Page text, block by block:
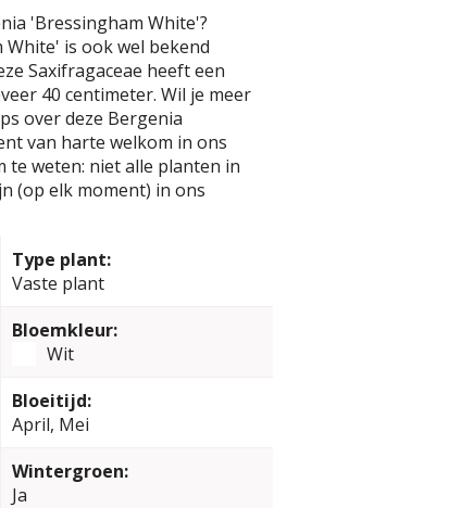
'Bressingham White'?
is ook wel bekend
Saxifragaceae heeft een
40 centimeter. Wil je meer
over deze Bergenia
van harte welkom in ons
weten: niet alle planten in
(op elk moment) in ons
Type plant:
Vaste plant
Bloemkleur:
Wit
Bloeitijd:
April, Mei
Wintergroen:
Ja